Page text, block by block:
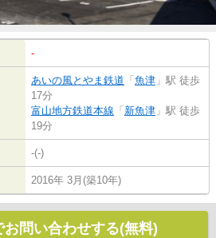
-
あいの風とやま鉄道 「 魚津 」駅 徒歩
17分
富山地方鉄道本線 「 新魚津 」駅 徒歩
19分
-(-)
2016年 3月(築10年)
お問い合わせする(無料)